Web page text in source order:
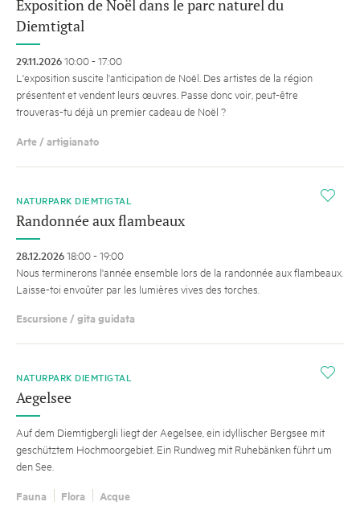
Exposition de Noël dans le parc naturel du
Diemtigtal
29.11.202610:00 - 17:00
L'exposition suscite l'anticipation de Noël. Des artistes de la région
présentent et vendent leurs œuvres. Passe donc voir, peut-être
trouveras-tu déjà un premier cadeau de Noël ?
Arte / artigianato
i
NATURPARK DIEMTIGTAL
Randonnée aux flambeaux
28.12.202618:00 - 19:00
Nous terminerons l'année ensemble lors de la randonnée aux flambeaux.
Laisse-toi envoûter par les lumières vives des torches.
Escursione / gita guidata
i
NATURPARK DIEMTIGTAL
Aegelsee
Auf dem Diemtigbergli liegt der Aegelsee, ein idyllischer Bergsee mit
geschütztem Hochmoorgebiet. Ein Rundweg mit Ruhebänken führt um
den See.
Fauna Flora Acque